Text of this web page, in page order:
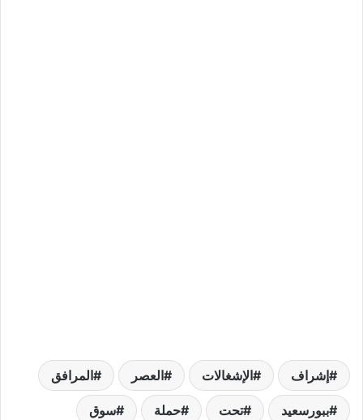
إشراف الإشغالات العصر المرافق
ببورسعيد تحت حملة سوق